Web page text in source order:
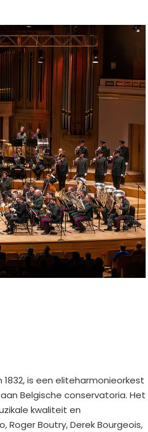
1832, is een eliteharmonieorkest
Belgische conservatoria. Het
kwaliteit en
Boutry, Derek Bourgeois,